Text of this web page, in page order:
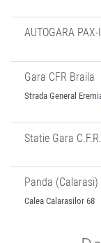
AUTOGARA
Gara CFR Braila
Strada General
Statie Gara C.F.R.
Panda (Calarasi)
Calea Calarasilor 68